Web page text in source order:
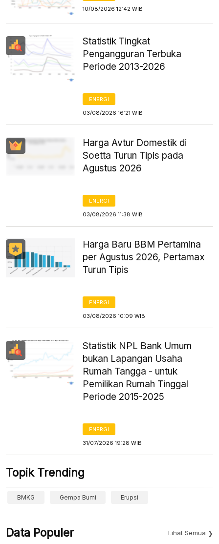
10/08/2026 12:42 WIB
Statistik Tingkat
Pengangguran Terbuka
Periode 2013-2026
ENERGI
03/08/2026 16:21 WIB
Harga Avtur Domestik di
Soetta Turun Tipis pada
Agustus 2026
ENERGI
03/08/2026 11:38 WIB
Harga Baru BBM Pertamina
per Agustus 2026, Pertamax
Turun Tipis
ENERGI
03/08/2026 10:09 WIB
Statistik NPL Bank Umum
bukan Lapangan Usaha
Rumah Tangga - untuk
Pemilikan Rumah Tinggal
Periode 2015-2025
ENERGI
31/07/2026 19:28 WIB
Topik Trending
BMKG Gempa Bumi Erupsi
Data Populer Lihat Semua